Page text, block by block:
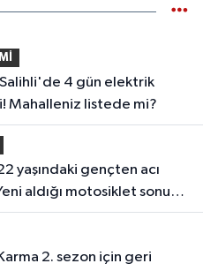
Mahalleniz listede mi?
aldığı motosiklet sonu